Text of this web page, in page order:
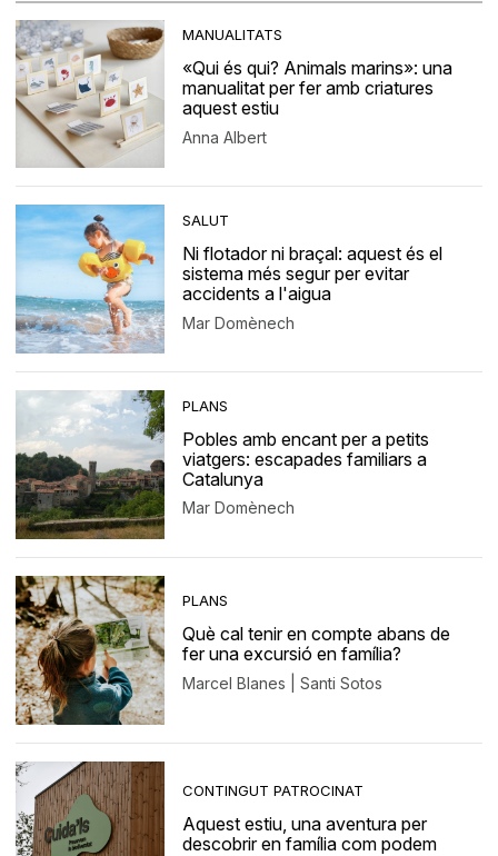
MANUALITATS
«Qui és qui? Animals marins»: una
manualitat per fer amb criatures
aquest estiu
Anna Albert
SALUT
Ni flotador ni braçal: aquest és el
sistema més segur per evitar
accidents a l'aigua
Mar Domènech
PLANS
Pobles amb encant per a petits
viatgers: escapades familiars a
Catalunya
Mar Domènech
PLANS
Què cal tenir en compte abans de
fer una excursió en família?
Marcel Blanes | Santi Sotos
CONTINGUT PATROCINAT
Aquest estiu, una aventura per
descobrir en família com podem